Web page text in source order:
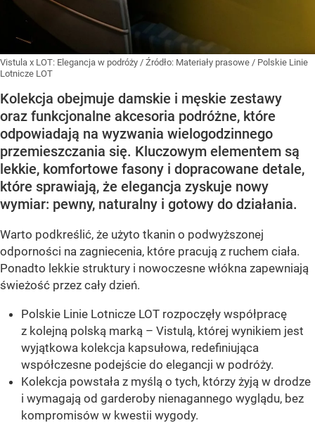
Vistula x LOT: Elegancja w podróży / Źródło: Materiały prasowe / Polskie Linie
Lotnicze LOT
Kolekcja obejmuje damskie i męskie zestawy
oraz funkcjonalne akcesoria podróżne, które
odpowiadają na wyzwania wielogodzinnego
przemieszczania się. Kluczowym elementem są
lekkie, komfortowe fasony i dopracowane detale,
które sprawiają, że elegancja zyskuje nowy
wymiar: pewny, naturalny i gotowy do działania.
Warto podkreślić, że użyto tkanin o podwyższonej
odporności na zagniecenia, które pracują z ruchem ciała.
Ponadto lekkie struktury i nowoczesne włókna zapewniają
świeżość przez cały dzień.
Polskie Linie Lotnicze LOT rozpoczęły współpracę
z kolejną polską marką – Vistulą, której wynikiem jest
wyjątkowa kolekcja kapsułowa, redefiniująca
współczesne podejście do elegancji w podróży.
Kolekcja powstała z myślą o tych, którzy żyją w drodze
i wymagają od garderoby nienagannego wyglądu, bez
kompromisów w kwestii wygody.